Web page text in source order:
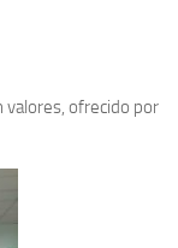
valores, ofrecido por